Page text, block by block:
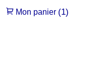
Mon panier (1)